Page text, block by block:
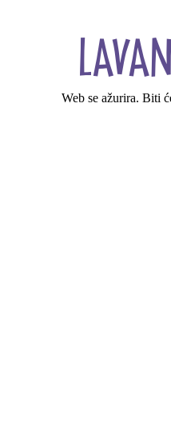
Web se ažurira. Biti